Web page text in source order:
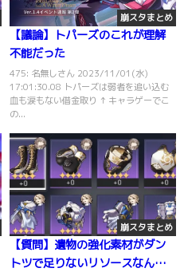
崩スタまとめ
【議論】トパーズのこれが理解
不能だった
475: 名無しさん 2023/11/01(水)
17:01:30.08 トパーズは弱者を追い込む
血も涙もない借金取り ↑ キャラゲーでこ
の...
崩スタまとめ
【質問】遺物の強化素材がダン
トツで足りないリソースなんだ